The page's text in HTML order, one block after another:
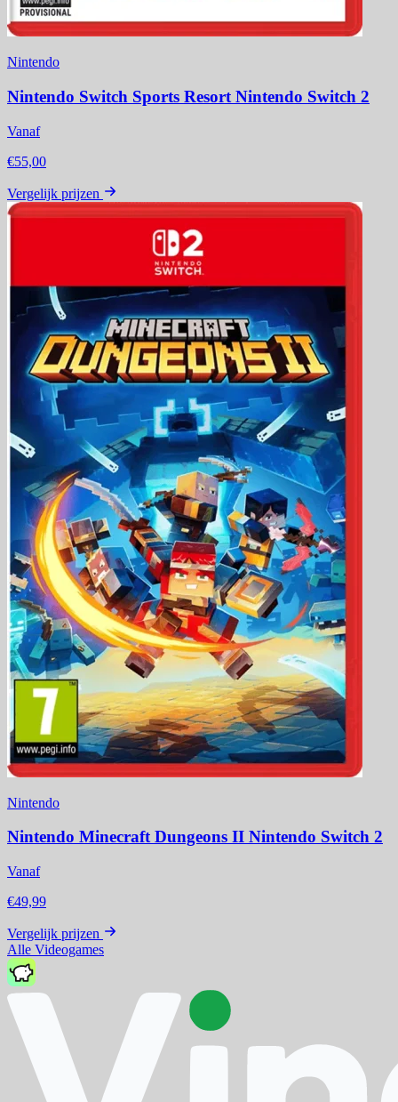
Nintendo
Nintendo Switch Sports Resort Nintendo Switch 2
Vanaf
€55,00
Vergelijk prijzen
Nintendo
Nintendo Minecraft Dungeons II Nintendo Switch 2
Vanaf
€49,99
Vergelijk prijzen
Alle Videogames